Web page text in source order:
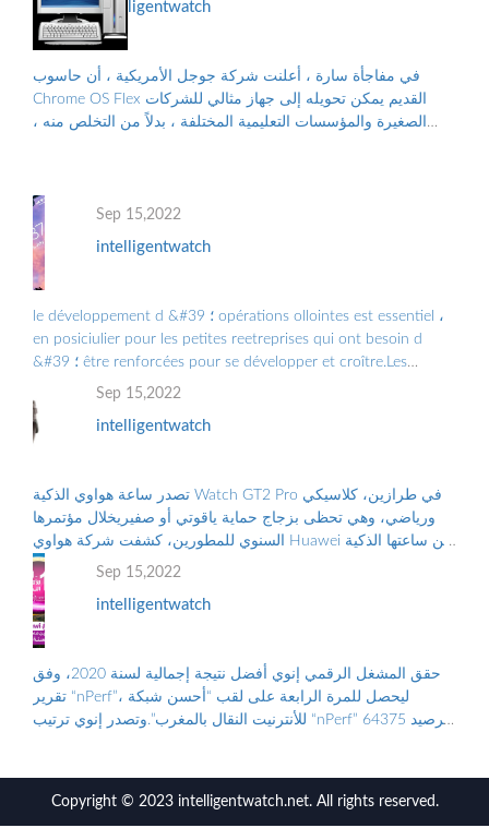
intelligentwatch
في مفاجأة سارة ، أعلنت شركة جوجل الأمريكية ، أن حاسوب
Chrome OS Flex القديم يمكن تحويله إلى جهاز مثالي للشركات
الصغيرة والمؤسسات التعليمية المختلفة ، بدلاً من التخلص منه ،
Sep 15,2022
intelligentwatch
le développement d &#39 ؛ opérations ollointes est essentiel ،
en posiciulier pour les petites reetreprises qui ont besoin d
&#39 ؛ être renforcées pour se développer et croître.Les
Grandes Entreprises doiv ...
Sep 15,2022
intelligentwatch
تصدر ساعة هواوي الذكية Watch GT2 Pro في طرازين، كلاسيكي
ورياضي، وهي تحظى بزجاج حماية ياقوتي أو صفيريخلال مؤتمرها
السنوي للمطورين، كشفت شركة هواوي Huawei عن ساعتها الذكية
Sep 15,2022
intelligentwatch
حقق المشغل الرقمي إنوي أفضل نتيجة إجمالية لسنة 2020، وفق
تقرير “nPerf”، ليحصل للمرة الرابعة على لقب “أحسن شبكة
للأنترنيت النقال بالمغرب”.وتصدر إنوي ترتيب “nPerf” برصيد 64375
Copyright © 2023 intelligentwatch.net. All rights reserved.